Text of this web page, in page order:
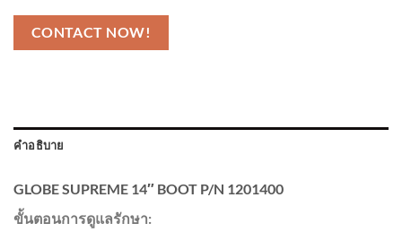
คำอธิบาย
GLOBE SUPREME 14″ BOOT P/N 1201400
ขั้นตอนการดูแลรักษา: